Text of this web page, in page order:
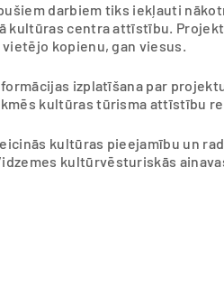
darbiem tiks iekļauti
kultūras centra attīstību.
kopienu, gan viesus.
izplatīšana par
kultūras tūrisma attīstību
kultūras pieejamību un
kultūrvēsturiskās